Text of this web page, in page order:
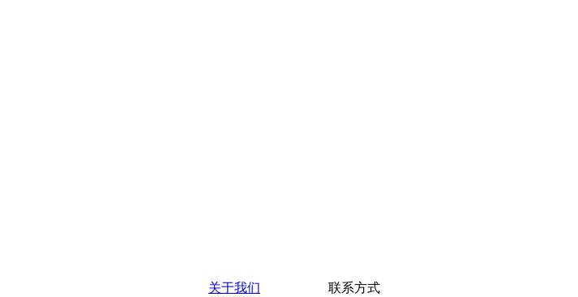
联系方式
关于我们